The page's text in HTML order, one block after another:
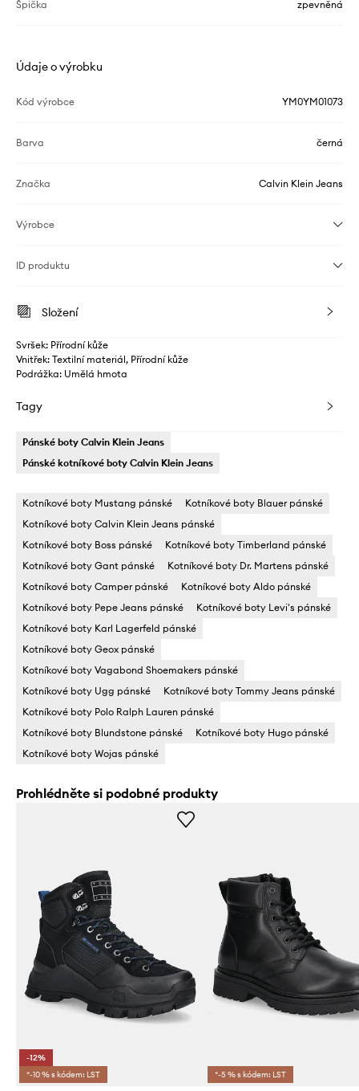
Špička zpevněná
Údaje o výrobku
Kód výrobce YM0YM01073
Barva černá
Značka Calvin Klein Jeans
Výrobce
ID produktu
Složení
Svršek: Přírodní kůže
Vnitřek: Textilní materiál, Přírodní kůže
Podrážka: Umělá hmota
Tagy
Pánské boty Calvin Klein Jeans
Pánské kotníkové boty Calvin Klein Jeans
Kotníkové boty Mustang pánské
Kotníkové boty Blauer pánské
Kotníkové boty Calvin Klein Jeans pánské
Kotníkové boty Boss pánské
Kotníkové boty Timberland pánské
Kotníkové boty Gant pánské
Kotníkové boty Dr. Martens pánské
Kotníkové boty Camper pánské
Kotníkové boty Aldo pánské
Kotníkové boty Pepe Jeans pánské
Kotníkové boty Levi's pánské
Kotníkové boty Karl Lagerfeld pánské
Kotníkové boty Geox pánské
Kotníkové boty Vagabond Shoemakers pánské
Kotníkové boty Ugg pánské
Kotníkové boty Tommy Jeans pánské
Kotníkové boty Polo Ralph Lauren pánské
Kotníkové boty Blundstone pánské
Kotníkové boty Hugo pánské
Kotníkové boty Wojas pánské
Prohlédněte si podobné produkty
-12%
*-10 % s kódem: LST
*-5 % s kódem: LST